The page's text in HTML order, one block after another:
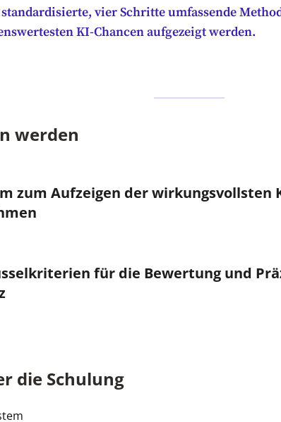
vier Schritte umfassende
KI-Chancen aufgezeigt werden.
werden
zum Aufzeigen der wirkungsvollsten
für die Bewertung und
die Schulung